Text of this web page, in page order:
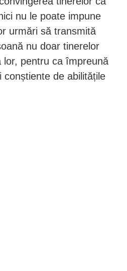
nu le poate impune
urmări să transmită
nu doar tinerelor
lor, pentru ca împreună
de abilitățile